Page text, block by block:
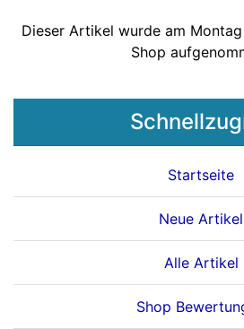
Dieser Artikel wurde am
Shop
Startseite
Neue Artikel
Alle Artikel
Shop